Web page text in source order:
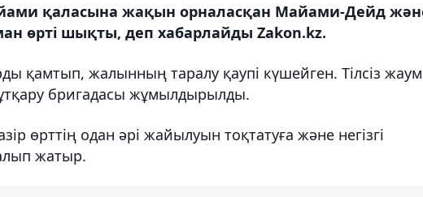
қаласына жақын орналасқан Майами-Дейд
өрті шықты, деп хабарлайды Zakon.kz.
қамтып, жалынның таралу қаупі күшейген. Тілсіз
бригадасы жұмылдырылды.
өрттің одан әрі жайылуын тоқтатуға және негізгі
жатыр.